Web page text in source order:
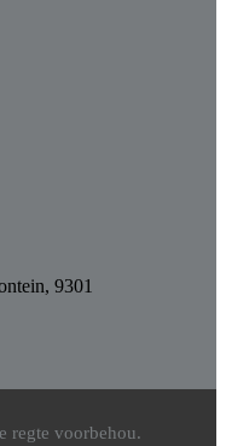
9301
regte voorbehou.